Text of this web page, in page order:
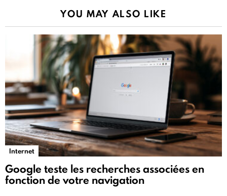
YOU MAY ALSO LIKE
Internet
Google teste les recherches associées en
fonction de votre navigation